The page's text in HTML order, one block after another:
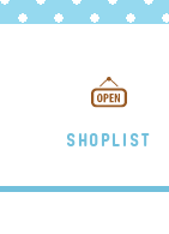
SHOPLIST